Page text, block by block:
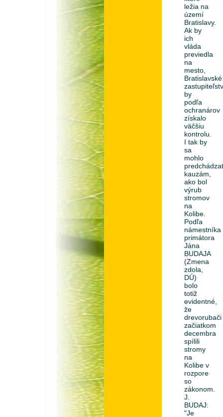
ležia na
území
Bratislavy.
Ak by
ich
vláda
previedla
na
mesto,
Bratislavské
by
podľa
ochranárov
získalo
väčšiu
kontrolu.
I tak by
sa
mohlo
kauzám,
ako bol
výrub
stromov
na
Kolibe.
Podľa
námestníka
primátora
Jána
BUDAJA
(Zmena
zdola,
DÚ)
bolo
totiž
evidentné,
že
drevorubači
začiatkom
decembra
spílili
stromy
na
Kolibe v
rozpore
so
zákonom.
J.
BUDAJ:
"Je